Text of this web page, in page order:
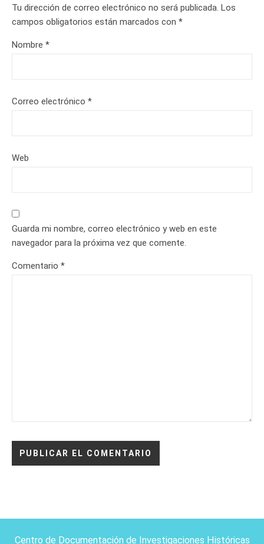
Tu dirección de correo electrónico no será publicada. Los
campos obligatorios están marcados con *
Nombre *
Correo electrónico *
Web
Guarda mi nombre, correo electrónico y web en este
navegador para la próxima vez que comente.
Comentario *
Centro de Documentación de Investigaciones Históricas